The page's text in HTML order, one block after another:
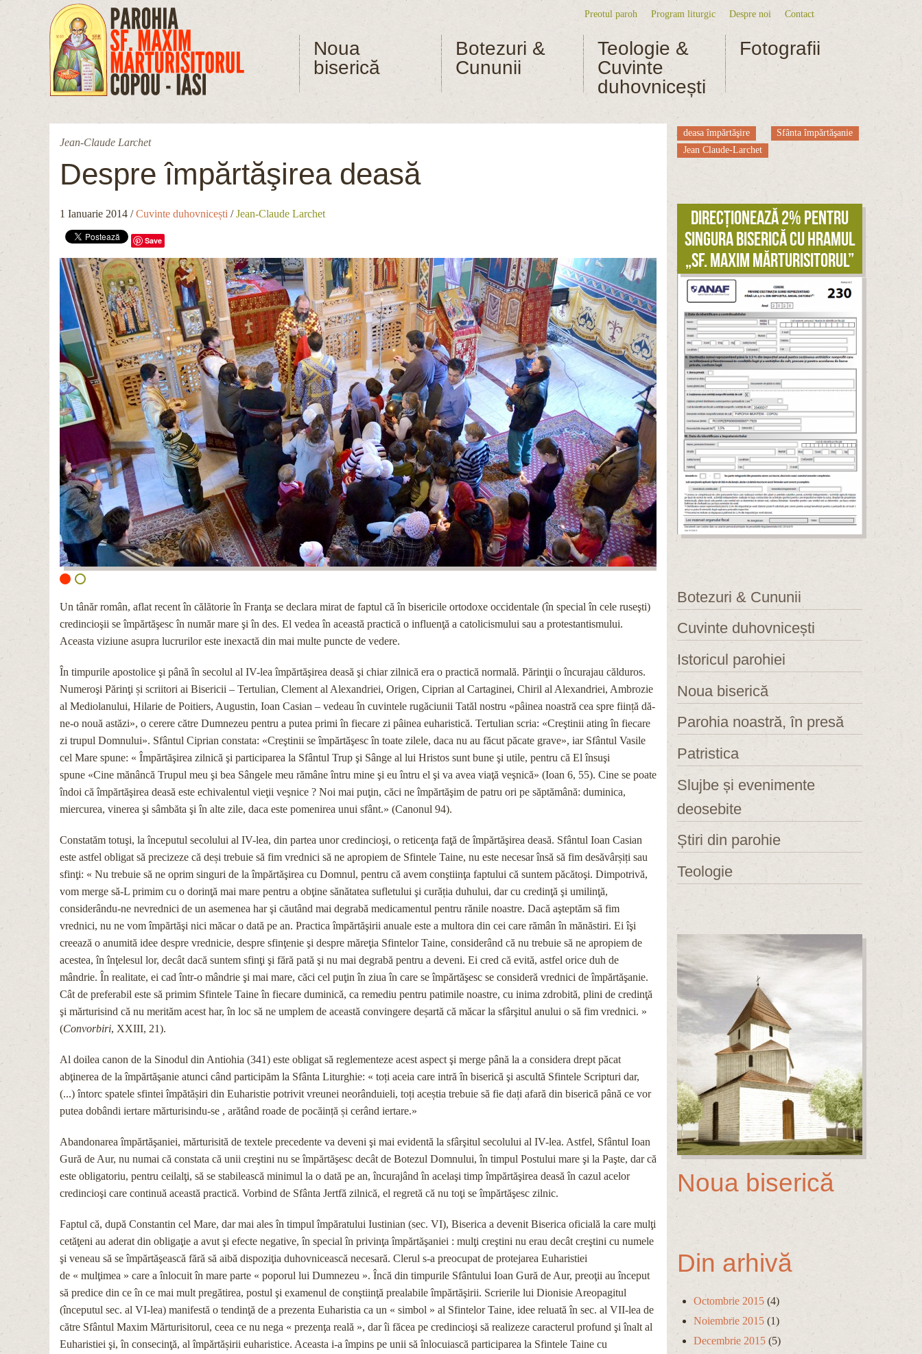
Mergi la conţinutul principal
Meniu secundar
Preotul paroh Program liturgic Despre noi Contact
Noua
biserică
Botezuri &
Cununii
Teologie &
Cuvinte
duhovnicești
Fotografii
Jean-Claude Larchet
Despre împărtăşirea deasă
1 Ianuarie 2014 /Cuvinte duhovnicești /Jean-Claude Larchet
Save
Un tânăr român, aflat recent în călătorie în Franţa se declara mirat de faptul că în bisericile ortodoxe occidentale (în special în cele ruseşti)
credincioşii se împărtăşesc în număr mare şi în des. El vedea în această practică o influenţă a catolicismului sau a protestantismului.
Aceasta viziune asupra lucrurilor este inexactă din mai multe puncte de vedere.
În timpurile apostolice şi până în secolul al IV-lea împărtăşirea deasă şi chiar zilnică era o practică normală. Părinţii o încurajau călduros.
Numeroşi Părinţi și scriitori ai Bisericii – Tertulian, Clement al Alexandriei, Origen, Ciprian al Cartaginei, Chiril al Alexandriei, Ambrozie
al Mediolanului, Hilarie de Poitiers, Augustin, Ioan Casian – vedeau în cuvintele rugăciunii Tatăl nostru «pâinea noastră cea spre ființă dă-
ne-o nouă astăzi», o cerere către Dumnezeu pentru a putea primi în fiecare zi pâinea euharistică. Tertulian scria: «Creştinii ating în fiecare
zi trupul Domnului». Sfântul Ciprian constata: «Creştinii se împărtăşesc în toate zilele, daca nu au făcut păcate grave», iar Sfântul Vasile
cel Mare spune: « Împărtăşirea zilnică şi participarea la Sfântul Trup şi Sânge al lui Hristos sunt bune şi utile, pentru că El însuşi
spune «Cine mănâncă Trupul meu şi bea Sângele meu rămâne întru mine şi eu întru el şi va avea viaţă veşnică» (Ioan 6, 55). Cine se poate
îndoi că împărtăşirea deasă este echivalentul vieţii veşnice ? Noi mai puţin, căci ne împărtăşim de patru ori pe săptămână: duminica,
miercurea, vinerea şi sâmbăta şi în alte zile, daca este pomenirea unui sfânt.» (Canonul 94).
Constatăm totuşi, la începutul secolului al IV-lea, din partea unor credincioşi, o reticenţa faţă de împărtăşirea deasă. Sfântul Ioan Casian
este astfel obligat să precizeze că deși trebuie să fim vrednici să ne apropiem de Sfintele Taine, nu este necesar însă să fim desăvârșiți sau
sfinţi: « Nu trebuie să ne oprim singuri de la împărtăşirea cu Domnul, pentru că avem conştiinţa faptului că suntem păcătoşi. Dimpotrivă,
vom merge să-L primim cu o dorinţă mai mare pentru a obţine sănătatea sufletului şi curăția duhului, dar cu credinţă şi umilinţă,
considerându-ne nevrednici de un asemenea har şi căutând mai degrabă medicamentul pentru rănile noastre. Dacă aşteptăm să fim
vrednici, nu ne vom împărtăşi nici măcar o dată pe an. Practica împărtăşirii anuale este a multora din cei care rămân în mănăstiri. Ei îşi
creează o anumită idee despre vrednicie, despre sfinţenie şi despre măreţia Sfintelor Taine, considerând că nu trebuie să ne apropiem de
acestea, în înţelesul lor, decât dacă suntem sfinţi şi fără pată şi nu mai degrabă pentru a deveni. Ei cred că evită, astfel orice duh de
mândrie. În realitate, ei cad într-o mândrie şi mai mare, căci cel puţin în ziua în care se împărtăşesc se consideră vrednici de împărtăşanie.
Cât de preferabil este să primim Sfintele Taine în fiecare duminică, ca remediu pentru patimile noastre, cu inima zdrobită, plini de credinţă
şi mărturisind că nu merităm acest har, în loc să ne umplem de această convingere deșartă că măcar la sfârşitul anului o să fim vrednici. »
(Convorbiri, XXIII, 21).
Al doilea canon de la Sinodul din Antiohia (341) este obligat să reglementeze acest aspect şi merge până la a considera drept păcat
abţinerea de la împărtăşanie atunci când participăm la Sfânta Liturghie: « toți aceia care intră în biserică şi ascultă Sfintele Scripturi dar,
(...) întorc spatele sfintei împătășiri din Euharistie potrivit vreunei neorânduieli, toți aceștia trebuie să fie dați afară din biserică până ce vor
putea dobândi iertare mărturisindu-se , arătând roade de pocăință și cerând iertare.»
Abandonarea împărtăşaniei, mărturisită de textele precedente va deveni şi mai evidentă la sfârşitul secolului al IV-lea. Astfel, Sfântul Ioan
Gură de Aur, nu numai că constata că unii creştini nu se împărtăşesc decât de Botezul Domnului, în timpul Postului mare şi la Paşte, dar că
este obligatoriu, pentru ceilalţi, să se stabilească minimul la o dată pe an, încurajând în acelaşi timp împărtăşirea deasă în cazul acelor
credincioşi care continuă această practică. Vorbind de Sfânta Jertfă zilnică, el regretă că nu toţi se împărtăşesc zilnic.
Faptul că, după Constantin cel Mare, dar mai ales în timpul împăratului Iustinian (sec. VI), Biserica a devenit Biserica oficială la care mulţi
cetăţeni au aderat din obligaţie a avut şi efecte negative, în special în privinţa împărtăşaniei : mulţi creştini nu erau decât creştini cu numele
şi veneau să se împărtăşească fără să aibă dispoziţia duhovnicească necesară. Clerul s-a preocupat de protejarea Euharistiei
de « mulţimea » care a înlocuit în mare parte « poporul lui Dumnezeu ». Încă din timpurile Sfântului Ioan Gură de Aur, preoţii au început
să predice din ce în ce mai mult pregătirea, postul şi examenul de conştiinţă prealabile împărtăşirii. Scrierile lui Dionisie Areopagitul
(începutul sec. al VI-lea) manifestă o tendinţă de a prezenta Euharistia ca un « simbol » al Sfintelor Taine, idee reluată în sec. al VII-lea de
către Sfântul Maxim Mărturisitorul, ceea ce nu nega « prezenţa reală », dar îi făcea pe credincioşi să realizeze caracterul profund şi înalt al
Euharistiei şi, în consecinţă, al împărtășirii euharistice. Aceasta i-a împins pe unii să înlocuiască participarea la Sfintele Taine cu
deasa împărtăşire
Sfânta împărtăşanie
Jean Claude-Larchet
Direcționează 2% pentru
singura biserică cu hramul
„Sf. Maxim Mărturisitorul”
Botezuri & Cununii
Cuvinte duhovnicești
Istoricul parohiei
Noua biserică
Parohia noastră, în presă
Patristica
Slujbe și evenimente
deosebite
Știri din parohie
Teologie
Noua biserică
Din arhivă
Octombrie 2015 (4)
Noiembrie 2015 (1)
Decembrie 2015 (5)